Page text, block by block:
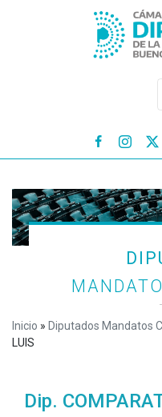

Inicio » Diputados Mandatos
LUIS
Dip.